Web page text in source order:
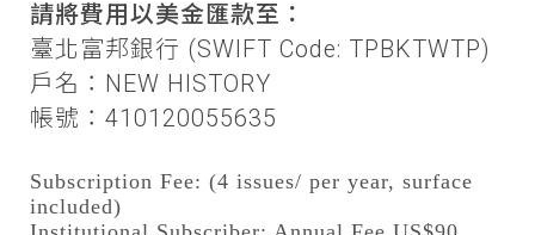
請將費用以美金匯款至：
臺北富邦銀行 (SWIFT Code: TPBKTWTP)
戶名：NEW HISTORY
帳號：410120055635
Subscription Fee: (4 issues/ per year, surface
included)